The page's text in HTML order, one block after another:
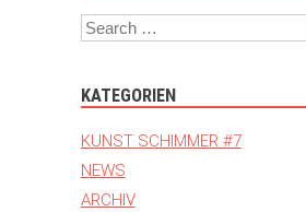
Search
KATEGORIEN
KUNST SCHIMMER #7
NEWS
ARCHIV